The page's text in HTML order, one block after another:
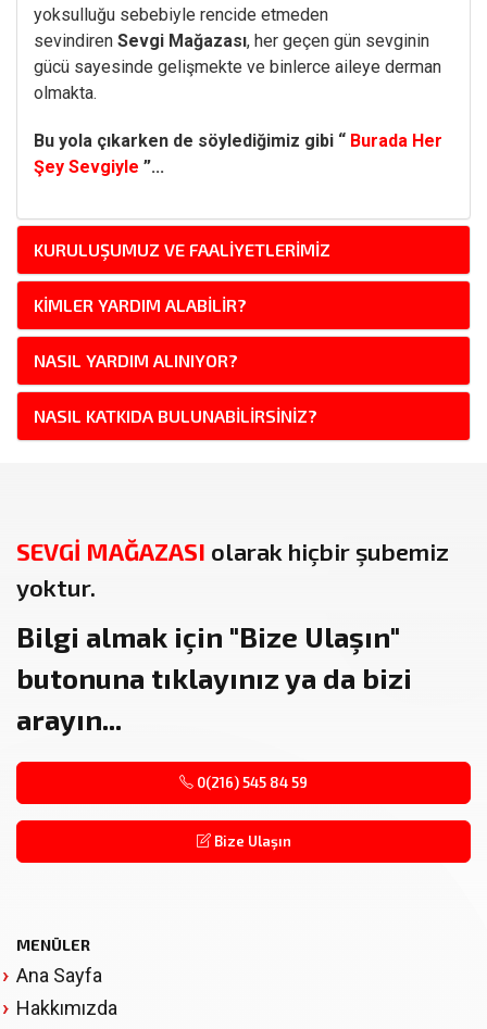
yoksulluğu sebebiyle rencide etmeden
sevindiren Sevgi Mağazası, her geçen gün sevginin
gücü sayesinde gelişmekte ve binlerce aileye derman
olmakta.
Bu yola çıkarken de söylediğimiz gibi “ Burada Her
Şey Sevgiyle ”...
KURULUŞUMUZ VE FAALIYETLERIMIZ
KIMLER YARDIM ALABILIR?
NASIL YARDIM ALINIYOR?
NASIL KATKIDA BULUNABILIRSINIZ?
SEVGİ MAĞAZASI olarak hiçbir şubemiz
yoktur.
Bilgi almak için "Bize Ulaşın"
butonuna tıklayınız ya da bizi
arayın...
0(216) 545 84 59
Bize Ulaşın
MENÜLER
Ana Sayfa
Hakkımızda